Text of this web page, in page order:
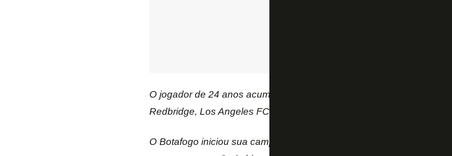
O jogador de 24 anos acumulou recentemente empréstimos para
Redbridge, Los Angeles FC, Kilmarnock e Los Angeles Galaxy.
O Botafogo iniciou sua campanha na Série A no último domingo,